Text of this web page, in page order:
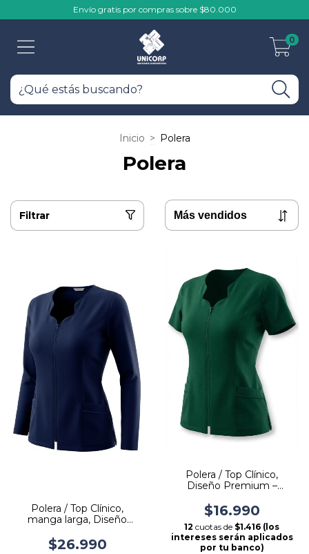
Envío gratis por compras sobre $80.000
0
Inicio > Polera
Polera
Filtrar
Polera / Top Clínico,
manga larga, Diseño
Antifluido, Confort
$26.990
Polera / Top Clínico,
Diseño Premium –
$16.990
12 cuotas de $1.416 (los
intereses serán aplicados
por tu banco)